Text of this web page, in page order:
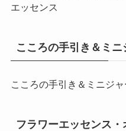
エッセンス
こころの手引き＆ミニ
こころの手引き＆ミニジ
フラワーエッセンス